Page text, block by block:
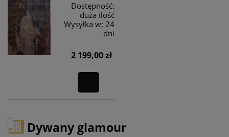
Dostępność:
duża ilość
Wysyłka w: 24
dni
2 199,00 zł
Dywany glamour